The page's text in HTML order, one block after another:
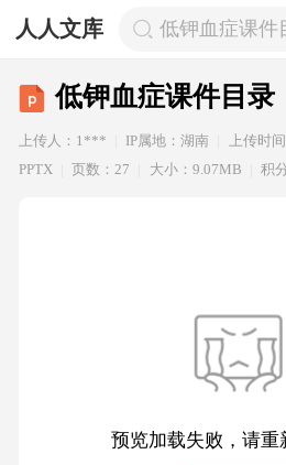
人人文库 低钾血症课件
低钾血症课件目录
上传人：1*** IP属地：湖南 上传时
PPTX
页数：27 大小：9.07MB 积
预览加载失败，请重